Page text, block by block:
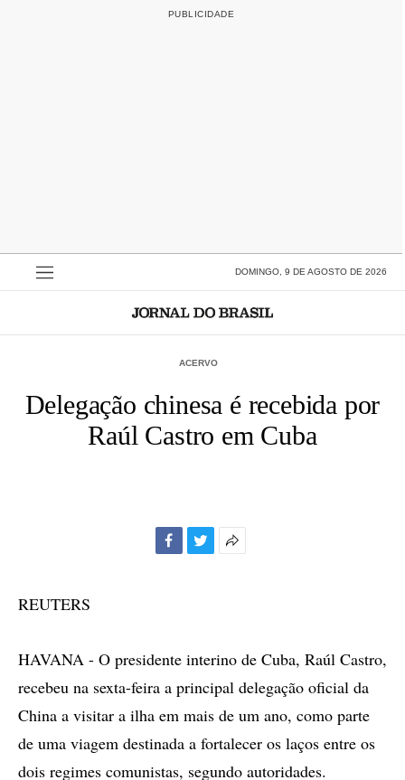
DOMINGO, 9 DE AGOSTO DE 2026
ACERVO
Delegação chinesa é recebida por
Raúl Castro em Cuba
REUTERS
HAVANA - O presidente interino de Cuba, Raúl Castro,
recebeu na sexta-feira a principal delegação oficial da
China a visitar a ilha em mais de um ano, como parte
de uma viagem destinada a fortalecer os laços entre os
dois regimes comunistas, segundo autoridades.